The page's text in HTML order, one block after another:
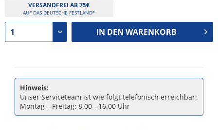
VERSANDFREI AB 75€
AUF DAS DEUTSCHE FESTLAND*
IN DEN WARENKORB
Hinweis:
Unser Serviceteam ist wie folgt telefonisch erreichbar:
Montag – Freitag: 8.00 - 16.00 Uhr